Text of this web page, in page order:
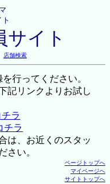
サイト
店舗検索
行ってください。
記リンクよりお試し
ラ
チラ
は、お近くのスタッ
さい。
ページトップへ
マイページへ
サイトトップへ